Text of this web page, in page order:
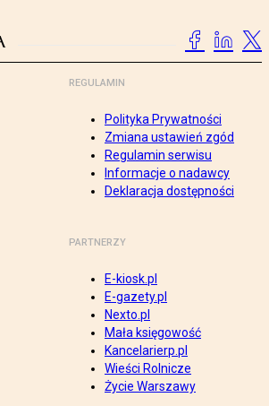
REGULAMIN
Polityka Prywatności
Zmiana ustawień zgód
Regulamin serwisu
Informacje o nadawcy
Deklaracja dostępności
PARTNERZY
E-kiosk.pl
E-gazety.pl
Nexto.pl
Mała księgowość
Kancelarierp.pl
Wieści Rolnicze
Życie Warszawy